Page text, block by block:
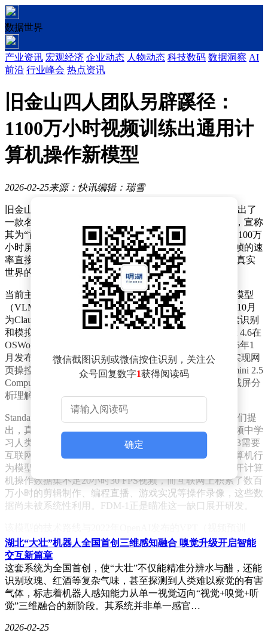
数据世界
产业资讯 宏观经济 企业动态 人物动态 科技数码 数据洞察 AI
前沿 行业峰会 热点资讯
旧金山四人团队另辟蹊径：
1100万小时视频训练出通用计
算机操作新模型
2026-02-25来源：快讯编辑：瑞雪
旧金山一家名为Standard Intelligence的初创公司，近日推出了
一款名为FDM-1（前向动力学模型）的计算机行为模型，宣称
其为“首个完全通用的计算机行为模型”。该模型在包含1100万
小时屏幕录制视频的数据集上完成训练，能够以每秒30帧的速
率直接处理视频流，并在CAD建模、网站安全测试以及真实
世界的自动驾驶场景中展现出令人瞩目的泛化能力。
当前主流的计算机使用代理技术路线主要依赖视觉语言模型
（VLM）叠加工具调用能力。例如，Anthropic在2024年10月
为Claude添加了Computer Use功能，通过截屏、界面元素识别
和模拟点击来操作计算机。到2026年2月，Claude Sonnet 4.6在
OSWorld基准测试中取得了72.5%的得分。OpenAI在2025年1
月发布的Operator则基于GPT-4o的视觉能力与强化学习实现网
页操控。Google DeepMind也布局了Project Mariner和Gemini 2.5
Computer Use等类似项目。这些巨头的共同特点是通过截屏分
析理解界面，本质上仍是“看图说话”的思路。
Standard Intelligence认为，这种技术路线存在局限性。他们提
出，真正通用的计算机操作智能体需要直接从大规模视频中学
习人类行为模式，而非依赖截屏分类与推理。正如GPT-3需要
互联网规模的文本语料库才能涌现语言能力，通用的计算机行
为模型同样需要互联网规模的视频数据。目前最大的公开计算
机操作数据集不足20小时30 FPS视频，而互联网上积累了数百
万小时的剪辑制作、编程直播、游戏实况等操作录像，这些数
据尚未被系统性利用。FDM-1正是瞄准这一缺口展开研发。
练）方法有相似之处。VPT通过少量人工标注的Minecraft游戏
视频训练逆向动力学模型（IDM），再利用IDM为约7万小时
的YouTube游戏视频自动标注操作标签，最终实现复杂任务的
行为克隆。但VPT仅适用于特定环境，且上下文窗口极短（约
六秒），难以处理需要长时间连贯操作的计算机任务。FDM-1
则试图在数据规模和上下文长度两个维度上实现突破。
在数据规模方面，Standard Intelligence首先在4万小时标注员录
微信截图识别或微信按住识别，关注公
众号回复数字1获得阅读码
确定
湖北“大壮”机器人全国首创三维感知融合 嗅觉升级开启智能
交互新篇章
这套系统为全国首创，使“大壮”不仅能精准分辨水与醋，还能
识别玫瑰、红酒等复杂气味，甚至探测到人类难以察觉的有害
气体，标志着机器人感知能力从单一视觉迈向“视觉+嗅觉+听
觉”三维融合的新阶段。其系统并非单一感官…
2026-02-25